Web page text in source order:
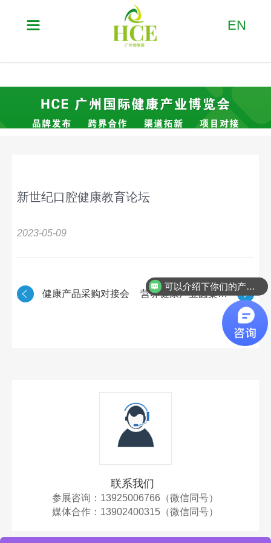
 EN
新世纪口腔健康教育论坛
2023-05-09
健康产品采购对接会 营养健康产业圆桌对话会议
联系我们
参展咨询：13925006766（微信同号）
媒体合作： 13902400315（微信同号）
可以介绍下你们的产品么？